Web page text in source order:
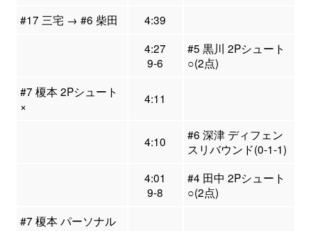
#17 三宅 → #6 柴田
4:39
4:27
9-6
#5 黒川 2Pシュート
○(2点)
#7 榎本 2Pシュート
×
4:11
4:10
#6 深津 ディフェン
スリバウンド(0-1-1)
4:01
9-8
#4 田中 2Pシュート
○(2点)
#7 榎本 パーソナル